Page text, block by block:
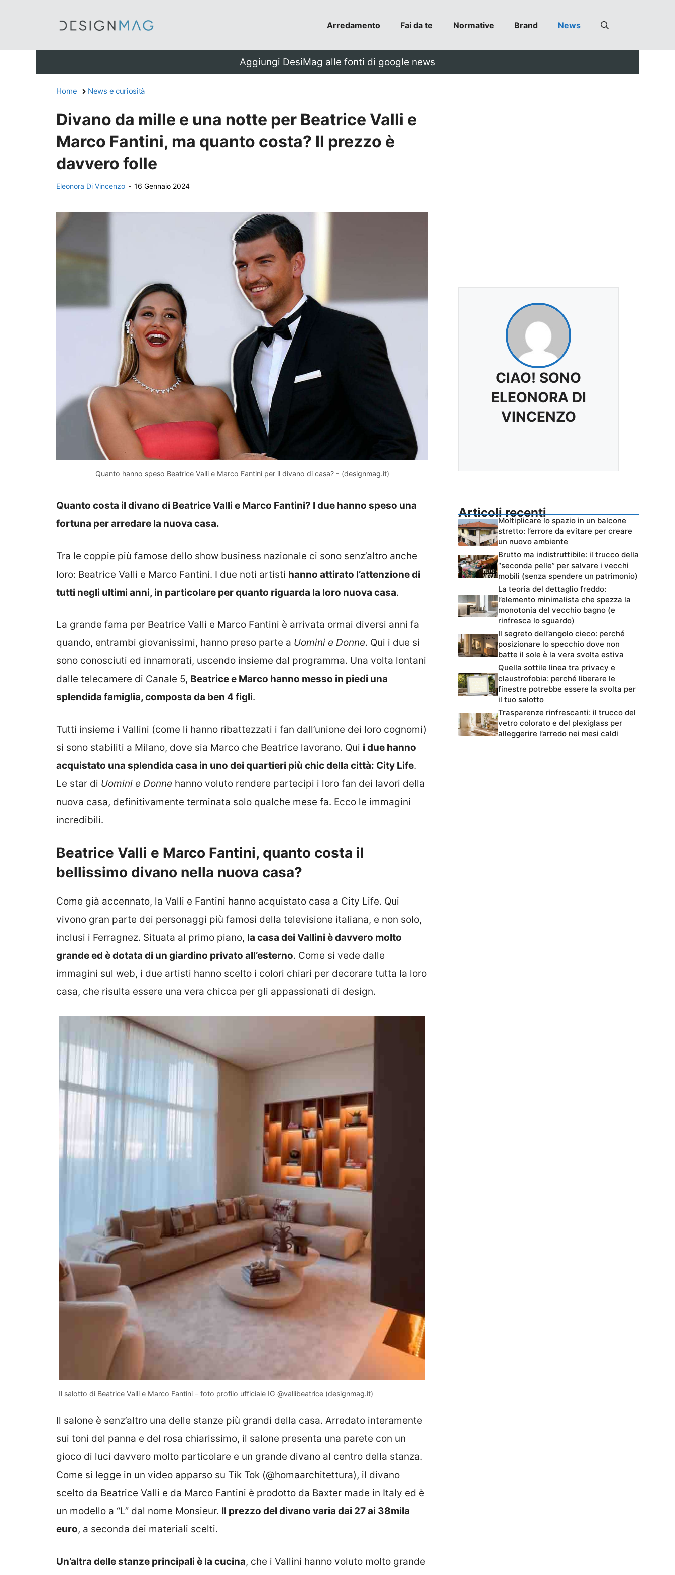
Arredamento Fai da te Normative Brand News
Aggiungi DesiMag alle fonti di google news
Home News e curiosità
Divano da mille e una notte per Beatrice Valli e
Marco Fantini, ma quanto costa? Il prezzo è
davvero folle
Eleonora Di Vincenzo - 16 Gennaio 2024
Quanto hanno speso Beatrice Valli e Marco Fantini per il divano di casa? - (designmag.it)
Quanto costa il divano di Beatrice Valli e Marco Fantini? I due hanno speso una
fortuna per arredare la nuova casa.
Tra le coppie più famose dello show business nazionale ci sono senz’altro anche
loro: Beatrice Valli e Marco Fantini. I due noti artisti hanno attirato l’attenzione di
tutti negli ultimi anni, in particolare per quanto riguarda la loro nuova casa.
La grande fama per Beatrice Valli e Marco Fantini è arrivata ormai diversi anni fa
quando, entrambi giovanissimi, hanno preso parte a Uomini e Donne. Qui i due si
sono conosciuti ed innamorati, uscendo insieme dal programma. Una volta lontani
dalle telecamere di Canale 5, Beatrice e Marco hanno messo in piedi una
splendida famiglia, composta da ben 4 figli.
Tutti insieme i Vallini (come li hanno ribattezzati i fan dall’unione dei loro cognomi)
si sono stabiliti a Milano, dove sia Marco che Beatrice lavorano. Qui i due hanno
acquistato una splendida casa in uno dei quartieri più chic della città: City Life.
Le star di Uomini e Donne hanno voluto rendere partecipi i loro fan dei lavori della
nuova casa, definitivamente terminata solo qualche mese fa. Ecco le immagini
incredibili.
Beatrice Valli e Marco Fantini, quanto costa il
bellissimo divano nella nuova casa?
Come già accennato, la Valli e Fantini hanno acquistato casa a City Life. Qui
vivono gran parte dei personaggi più famosi della televisione italiana, e non solo,
inclusi i Ferragnez. Situata al primo piano, la casa dei Vallini è davvero molto
grande ed è dotata di un giardino privato all’esterno. Come si vede dalle
immagini sul web, i due artisti hanno scelto i colori chiari per decorare tutta la loro
casa, che risulta essere una vera chicca per gli appassionati di design.
Il salotto di Beatrice Valli e Marco Fantini – foto profilo ufficiale IG @vallibeatrice (designmag.it)
Il salone è senz’altro una delle stanze più grandi della casa. Arredato interamente
sui toni del panna e del rosa chiarissimo, il salone presenta una parete con un
gioco di luci davvero molto particolare e un grande divano al centro della stanza.
Come si legge in un video apparso su Tik Tok (@homaarchitettura), il divano
scelto da Beatrice Valli e da Marco Fantini è prodotto da Baxter made in Italy ed è
un modello a “L” dal nome Monsieur. Il prezzo del divano varia dai 27 ai 38mila
euro, a seconda dei materiali scelti.
Un’altra delle stanze principali è la cucina, che i Vallini hanno voluto molto grande
CIAO! SONO
ELEONORA DI
VINCENZO
Articoli recenti
Moltiplicare lo spazio in un balcone
stretto: l’errore da evitare per creare
un nuovo ambiente
Brutto ma indistruttibile: il trucco della
“seconda pelle” per salvare i vecchi
mobili (senza spendere un patrimonio)
La teoria del dettaglio freddo:
l’elemento minimalista che spezza la
monotonia del vecchio bagno (e
rinfresca lo sguardo)
Il segreto dell’angolo cieco: perché
posizionare lo specchio dove non
batte il sole è la vera svolta estiva
Quella sottile linea tra privacy e
claustrofobia: perché liberare le
finestre potrebbe essere la svolta per
il tuo salotto
Trasparenze rinfrescanti: il trucco del
vetro colorato e del plexiglass per
alleggerire l’arredo nei mesi caldi